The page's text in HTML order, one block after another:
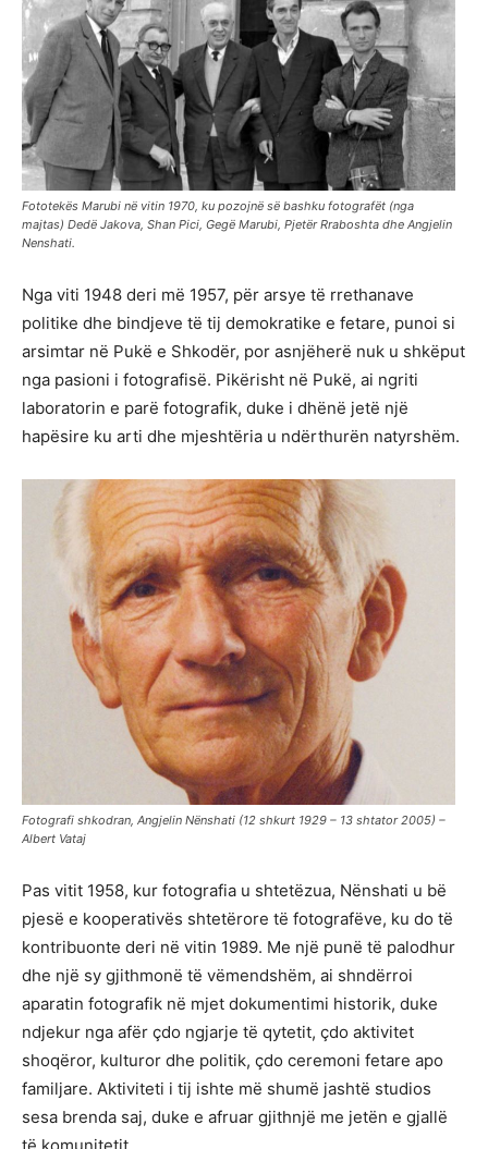
Fototekës Marubi në vitin 1970, ku pozojnë së bashku fotografët (nga
majtas) Dedë Jakova, Shan Pici, Gegë Marubi, Pjetër Rraboshta dhe Angjelin
Nenshati.
Nga viti 1948 deri më 1957, për arsye të rrethanave
politike dhe bindjeve të tij demokratike e fetare, punoi si
arsimtar në Pukë e Shkodër, por asnjëherë nuk u shkëput
nga pasioni i fotografisë. Pikërisht në Pukë, ai ngriti
laboratorin e parë fotografik, duke i dhënë jetë një
hapësire ku arti dhe mjeshtëria u ndërthurën natyrshëm.
Fotografi shkodran, Angjelin Nënshati (12 shkurt 1929 – 13 shtator 2005) –
Albert Vataj
Pas vitit 1958, kur fotografia u shtetëzua, Nënshati u bë
pjesë e kooperativës shtetërore të fotografëve, ku do të
kontribuonte deri në vitin 1989. Me një punë të palodhur
dhe një sy gjithmonë të vëmendshëm, ai shndërroi
aparatin fotografik në mjet dokumentimi historik, duke
ndjekur nga afër çdo ngjarje të qytetit, çdo aktivitet
shoqëror, kulturor dhe politik, çdo ceremoni fetare apo
familjare. Aktiviteti i tij ishte më shumë jashtë studios
sesa brenda saj, duke e afruar gjithnjë me jetën e gjallë